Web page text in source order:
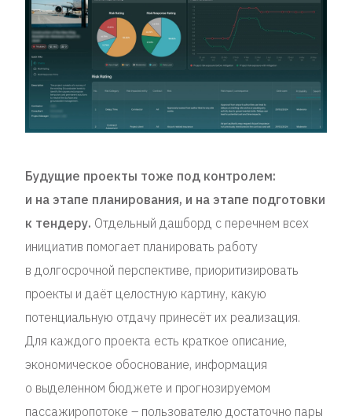
Будущие проекты тоже под контролем:
и на этапе планирования, и на этапе подготовки
к тендеру. Отдельный дашборд с перечнем всех
инициатив помогает планировать работу
в долгосрочной перспективе, приоритизировать
проекты и даёт целостную картину, какую
потенциальную отдачу принесёт их реализация.
Для каждого проекта есть краткое описание,
экономическое обоснование, информация
о выделенном бюджете и прогнозируемом
пассажиропотоке – пользователю достаточно пары